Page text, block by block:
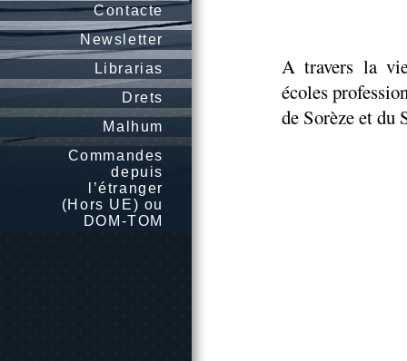
Contacte
Newsletter
Librarias
Drets
Malhum
Commandes
depuis
l’étranger
(Hors UE) ou
DOM-TOM
A travers la
écoles
de Sorèze et du